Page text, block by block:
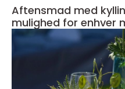
Aftensmad med
mulighed for enhver